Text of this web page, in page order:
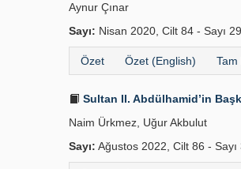
Aynur Çınar
Sayı: Nisan 2020, Cilt 84 - Sayı
Özet Özet (English) Tam
Sultan II. Abdülhamid’in
Naim Ürkmez, Uğur Akbulut
Sayı: Ağustos 2022, Cilt 86 - Sayı